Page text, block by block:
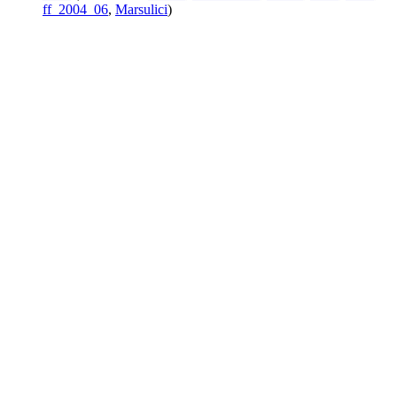
ff_2004_06, Marsulici)